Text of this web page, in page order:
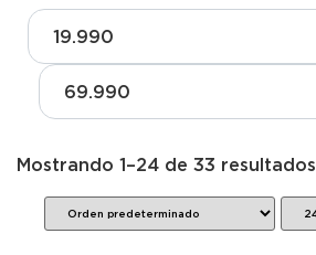
Mostrando 1–24 de 33 resultados